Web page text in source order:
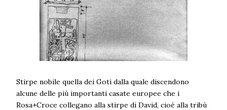
Stirpe nobile quella dei Goti dalla quale discendono
alcune delle più importanti casate europee che i
Rosa+Croce collegano alla stirpe di David, cioé alla tribù